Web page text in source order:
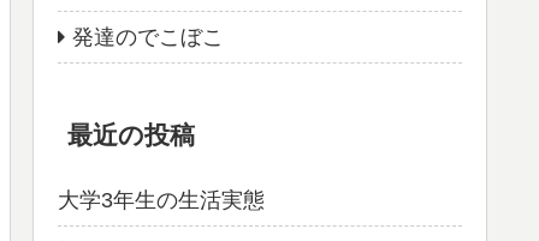
発達のでこぼこ
最近の投稿
大学3年生の生活実態